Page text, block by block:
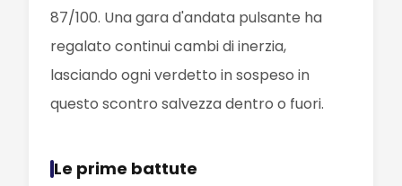
87/100. Una gara d'andata pulsante ha
regalato continui cambi di inerzia,
lasciando ogni verdetto in sospeso in
questo scontro salvezza dentro o fuori.
Le prime battute